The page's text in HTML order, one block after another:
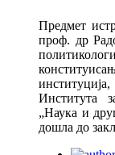
Предмет
проф. др
Института
„Наука и
дошла до